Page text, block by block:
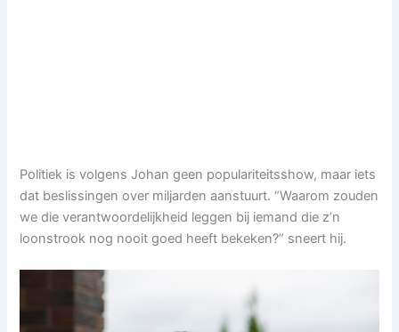
Politiek is volgens Johan geen populariteitsshow, maar iets
dat beslissingen over miljarden aanstuurt. “Waarom zouden
we die verantwoordelijkheid leggen bij iemand die z’n
loonstrook nog nooit goed heeft bekeken?” sneert hij.